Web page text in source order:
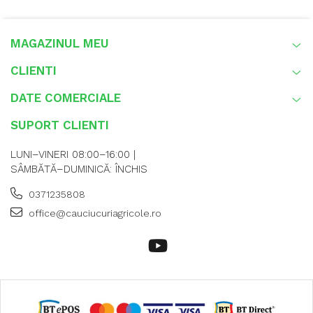
TL, greutate de 37,7 kg și este proiectat pentru tractoare agricole
moderne care necesită tracțiune ridicată și confort în exploatare. :
GTK RS200 este recomandată pentru tractoare
utilizate la arat, cultivare, semănat, erbicidare și
dintre crampoane și reduce compactarea solului
Capacitate de încărcare de până la 1.120 kg;
MAGAZINUL MEU
CLIENTI
DATE COMERCIALE
SUPORT CLIENTI
LUNI–VINERI 08:00–16:00 |
SÂMBĂTĂ–DUMINICĂ: ÎNCHIS
0371235808
office@cauciucuriagricole.ro